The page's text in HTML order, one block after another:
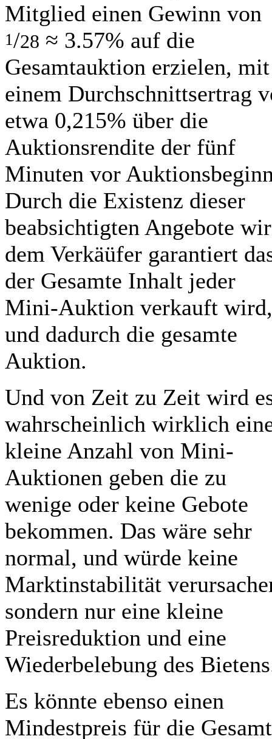
Mitglied einen Gewinn von
1/28 ≈ 3.57% auf die
Gesamtauktion erzielen, mit
einem Durchschnittsertrag
etwa 0,215% über die
Auktionsrendite der fünf
Minuten vor
Durch die Existenz dieser
beabsichtigten Angebote
dem Verkäüfer garantiert
der Gesamte Inhalt jeder
Mini-Auktion verkauft wird,
und dadurch die gesamte
Auktion.
Und von Zeit zu Zeit wird
wahrscheinlich wirklich
kleine Anzahl von Mini-
Auktionen geben die zu
wenige oder keine Gebote
bekommen. Das wäre sehr
normal, und würde keine
Marktinstabilität
sondern nur eine kleine
Preisreduktion und eine
Wiederbelebung des
Es könnte ebenso einen
Mindestpreis für die